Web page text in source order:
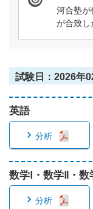
河合塾が
が合致し
試験日：2026年
英語
分析
数学Ⅰ・数学Ⅱ・
分析